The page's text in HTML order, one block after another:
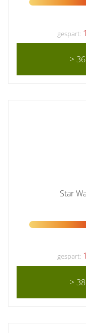
gespart:
>
Star
gespart:
>